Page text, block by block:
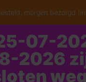
morgen bezorgd
07-
2026